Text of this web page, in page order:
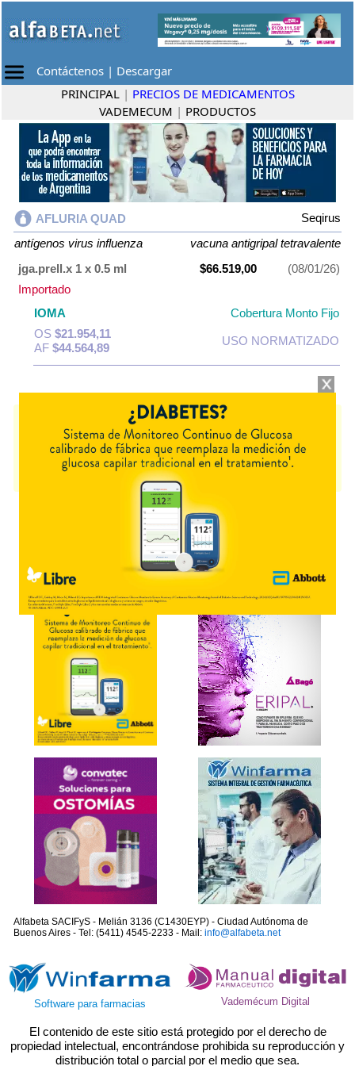
Contáctenos | Descargar
PRINCIPAL | PRECIOS DE MEDICAMENTOS
VADEMECUM | PRODUCTOS
AFLURIA QUAD
Seqirus
antígenos virus influenza
vacuna antigripal tetravalente
jga.prell.x 1 x 0.5 ml
$66.519,00
(08/01/26)
Importado
IOMA
Cobertura Monto Fijo
OS $21.954,11
AF $44.564,89
USO NORMATIZADO
contieneantígenos virus influenza
vacuna antigripal tetravalente. Es producido porSeqirusy cuenta con 1
presentación disponible.
Otros productos con antígenos virus influenza
Seqirus
Alfabeta SACIFyS - Melián 3136 (C1430EYP) - Ciudad Autónoma de
Buenos Aires - Tel: (5411) 4545-2233 - Mail: info@alfabeta.net
Software para farmacias Vademécum Digital
El contenido de este sitio está protegido por el derecho de
propiedad intelectual, encontrándose prohibida su reproducción y
distribución total o parcial por el medio que sea.